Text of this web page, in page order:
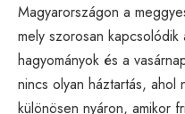
Magyarországon a
mely szorosan kapcsolódik
hagyományok és a
nincs olyan háztartás,
különösen nyáron, amikor